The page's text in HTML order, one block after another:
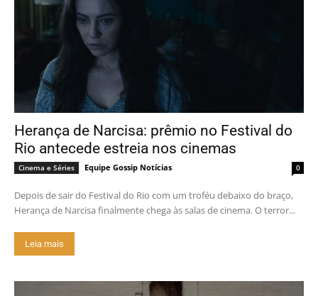
Herança de Narcisa: prêmio no Festival do
Rio antecede estreia nos cinemas
Cinema e Séries Equipe Gossip Notícias 0
Depois de sair do Festival do Rio com um troféu debaixo do braço,
Herança de Narcisa finalmente chega às salas de cinema. O terror...
Leia mais